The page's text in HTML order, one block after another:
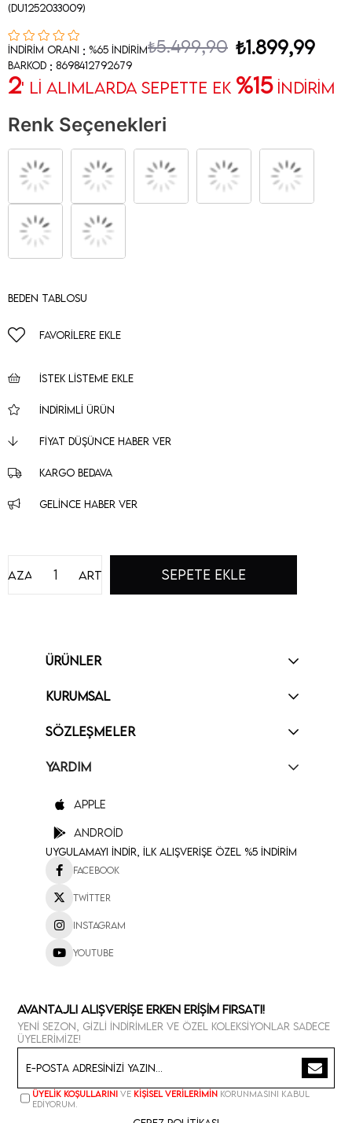
(DU1252033009)
İndirim Oranı : %65 İndirim₺5.499,90 ₺1.899,99
Barkod : 8698412792679
2' Lİ ALIMLARDA SEPETTE EK %15İNDİRİM
Renk Seçenekleri
Beden Tablosu
FAVORILERE EKLE
İSTEK LISTEME EKLE
İNDIRIMLI ÜRÜN
FIYAT DÜŞÜNCE HABER VER
KARGO BEDAVA
GELINCE HABER VER
Artır
Azalt
ÜRÜNLER
KURUMSAL
SÖZLEŞMELER
YARDIM
Apple
Android
Uygulamayı İndir, İlk Alışverişe Özel %5 İndirim
Facebook
Twitter
Instagram
Youtube
Avantajlı Alışverişe Erken Erişim Fırsatı!
Yeni sezon, gizli indirimler ve özel koleksiyonlar sadece
üyelerimize!
Üyelik koşullarını ve kişisel verilerimin korunmasını kabul
ediyorum.